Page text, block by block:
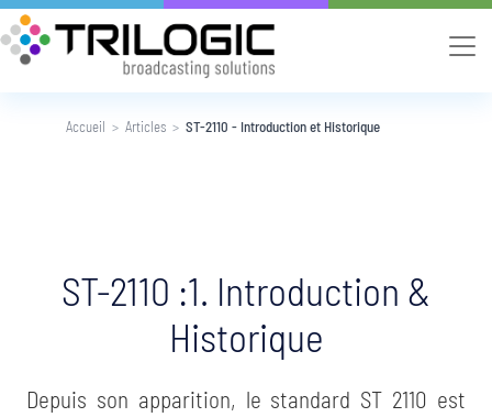
Accueil Articles ST-2110 - Introduction et Historique
ST-2110 :1. Introduction &
Historique
Depuis son apparition, le standard ST 2110 est